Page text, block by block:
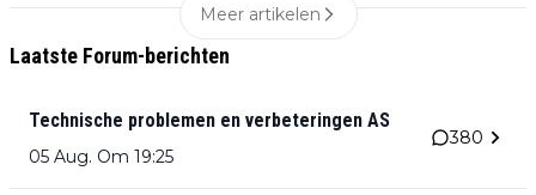
Meer artikelen
Laatste Forum-berichten
Technische problemen en verbeteringen AS
05 Aug. Om 19:25
380